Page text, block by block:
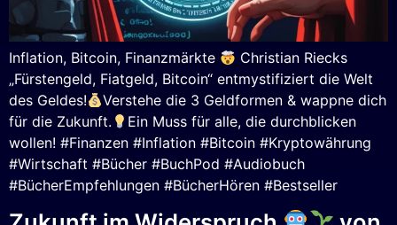
Inflation, Bitcoin, Finanzmärkte
Christian Riecks
„Fürstengeld, Fiatgeld, Bitcoin“ entmystifiziert die Welt
des Geldes!
Verstehe die 3 Geldformen & wappne dich
für die Zukunft.
Ein Muss für alle, die durchblicken
wollen! #Finanzen #Inflation #Bitcoin #Kryptowährung
#Wirtschaft #Bücher #BuchPod #Audiobuch
#BücherEmpfehlungen #BücherHören #Bestseller